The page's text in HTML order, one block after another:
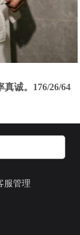
诚。176/26/64
服管理